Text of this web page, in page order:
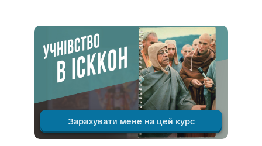
Зарахувати мене на цей курс
Зображення курсу" Учнівство в ІСККОН 2026